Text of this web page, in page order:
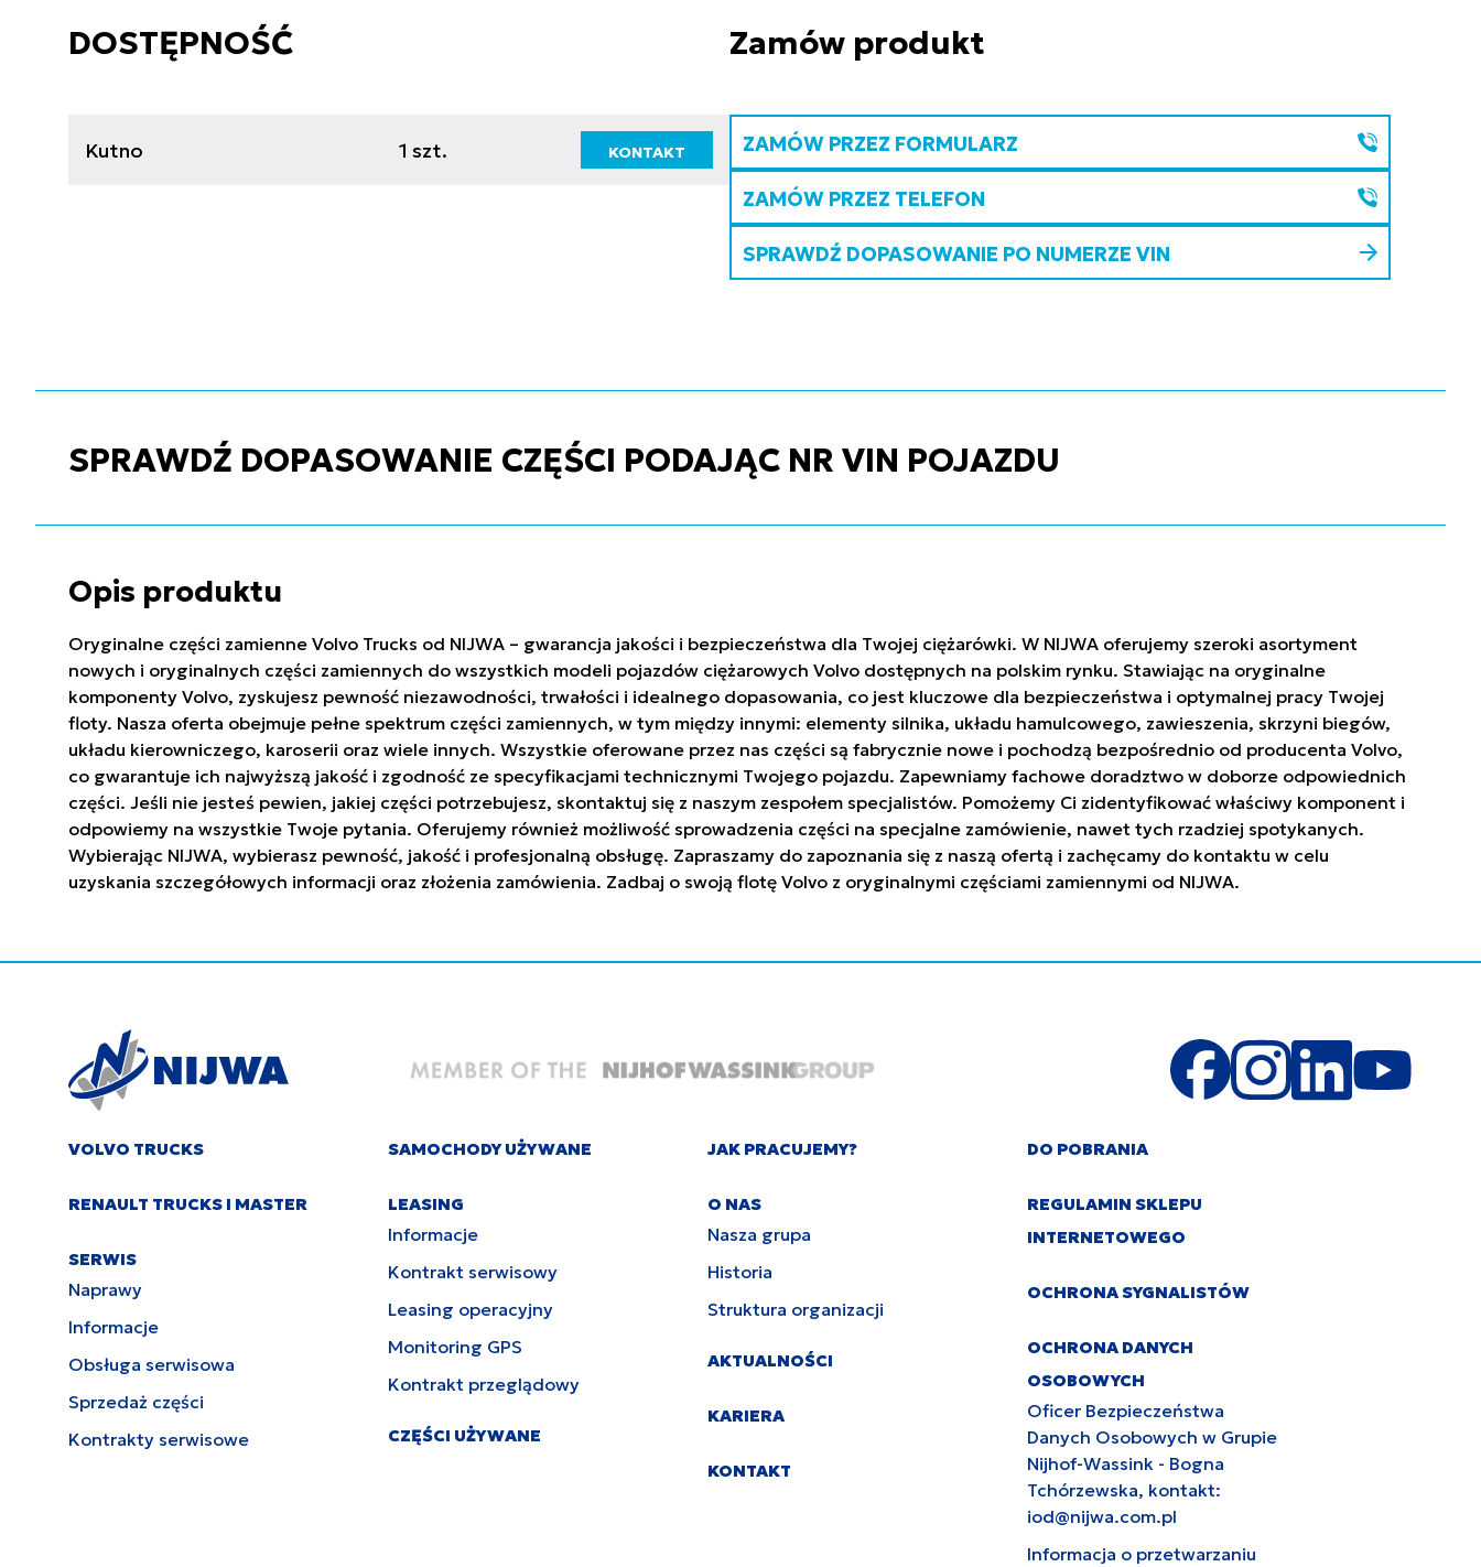
DOSTĘPNOŚĆ
Kutno 1 szt. KONTAKT
Zamów produkt
ZAMÓW PRZEZ FORMULARZ
ZAMÓW PRZEZ TELEFON
SPRAWDŹ DOPASOWANIE PO NUMERZE VIN
SPRAWDŹ DOPASOWANIE CZĘŚCI PODAJĄC NR VIN POJAZDU
Opis produktu
Oryginalne części zamienne Volvo Trucks od NIJWA – gwarancja jakości i bezpieczeństwa dla Twojej ciężarówki. W NIJWA oferujemy szeroki asortyment
nowych i oryginalnych części zamiennych do wszystkich modeli pojazdów ciężarowych Volvo dostępnych na polskim rynku. Stawiając na oryginalne
komponenty Volvo, zyskujesz pewność niezawodności, trwałości i idealnego dopasowania, co jest kluczowe dla bezpieczeństwa i optymalnej pracy Twojej
floty. Nasza oferta obejmuje pełne spektrum części zamiennych, w tym między innymi: elementy silnika, układu hamulcowego, zawieszenia, skrzyni biegów,
układu kierowniczego, karoserii oraz wiele innych. Wszystkie oferowane przez nas części są fabrycznie nowe i pochodzą bezpośrednio od producenta Volvo,
co gwarantuje ich najwyższą jakość i zgodność ze specyfikacjami technicznymi Twojego pojazdu. Zapewniamy fachowe doradztwo w doborze odpowiednich
części. Jeśli nie jesteś pewien, jakiej części potrzebujesz, skontaktuj się z naszym zespołem specjalistów. Pomożemy Ci zidentyfikować właściwy komponent i
odpowiemy na wszystkie Twoje pytania. Oferujemy również możliwość sprowadzenia części na specjalne zamówienie, nawet tych rzadziej spotykanych.
Wybierając NIJWA, wybierasz pewność, jakość i profesjonalną obsługę. Zapraszamy do zapoznania się z naszą ofertą i zachęcamy do kontaktu w celu
uzyskania szczegółowych informacji oraz złożenia zamówienia. Zadbaj o swoją flotę Volvo z oryginalnymi częściami zamiennymi od NIJWA.
VOLVO TRUCKS
RENAULT TRUCKS I MASTER
SERWIS
Naprawy
Informacje
Obsługa serwisowa
Sprzedaż części
Kontrakty serwisowe
SAMOCHODY UŻYWANE
LEASING
Informacje
Kontrakt serwisowy
Leasing operacyjny
Monitoring GPS
Kontrakt przeglądowy
CZĘŚCI UŻYWANE
JAK PRACUJEMY?
O NAS
Nasza grupa
Historia
Struktura organizacji
AKTUALNOŚCI
KARIERA
KONTAKT
DO POBRANIA
REGULAMIN SKLEPU
INTERNETOWEGO
OCHRONA SYGNALISTÓW
OCHRONA DANYCH
OSOBOWYCH
Oficer Bezpieczeństwa
Danych Osobowych w Grupie
Nijhof-Wassink - Bogna
Tchórzewska, kontakt:
iod@nijwa.com.pl
Informacja o przetwarzaniu